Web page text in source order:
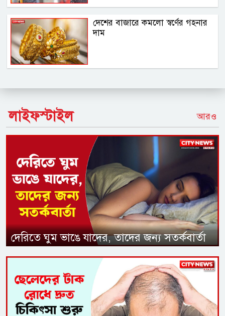
দেশের বাজারে কমলো স্বর্ণের গহনার
দাম
লাইফস্টাইল আরও
দেরিতে ঘুম ভাঙে যাদের, তাদের জন্য সতর্কবার্তা